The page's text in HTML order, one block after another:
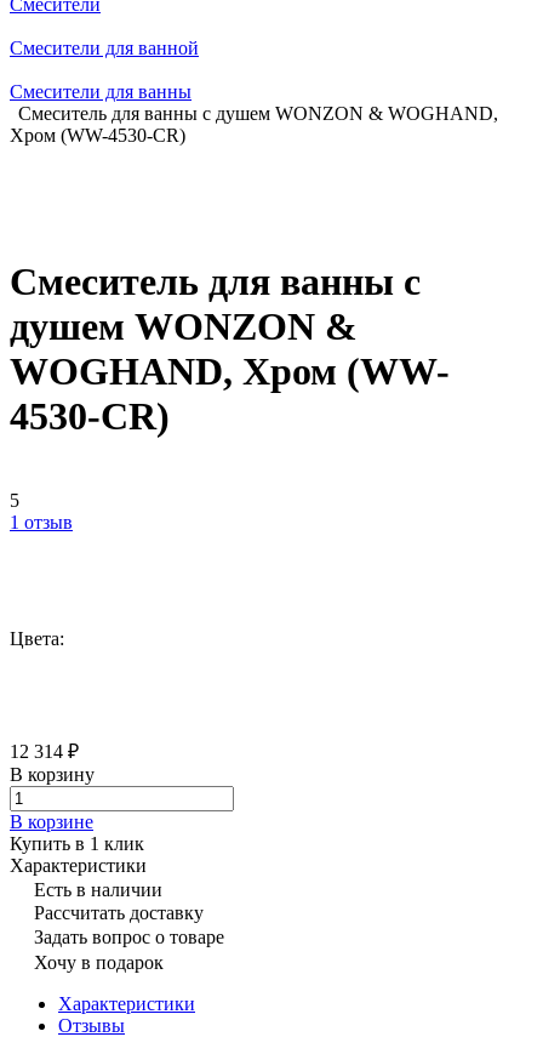
Смесители
Смесители для ванной
Смесители для ванны
Смеситель для ванны с душем WONZON & WOGHAND,
Хром (WW-4530-CR)
Смеситель для ванны с
душем WONZON &
WOGHAND, Хром (WW-
4530-CR)
5
1 отзыв
Цвета:
12 314 ₽
В корзину
В корзине
Купить в 1 клик
Характеристики
Есть в наличии
Рассчитать доставку
Задать вопрос о товаре
Хочу в подарок
Характеристики
Отзывы